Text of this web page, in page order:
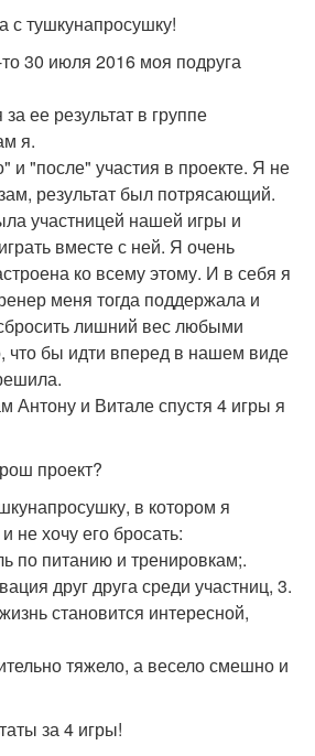
с тушкунапросушку!
то 30 июля 2016 моя подруга
ее результат в группе
я.
и "после" участия в проекте. Я не
результат был потрясающий.
участницей нашей игры и
вместе с ней. Я очень
ко всему этому. И в себя я
меня тогда поддержала и
лишний вес любыми
что бы идти вперед в нашем виде
Антону и Витале спустя 4 игры я
проект?
в котором я
не хочу его бросать:
по питанию и тренировкам;.
друг друга среди участниц, 3.
становится интересной,
тяжело, а весело смешно и
за 4 игры!